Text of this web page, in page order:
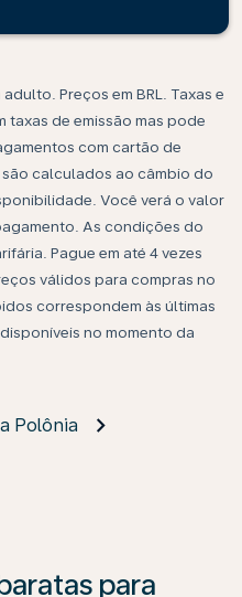
Preços em BRL. Taxas e
taxas de emissão mas pode
com cartão de
calculados ao câmbio do
Você verá o valor
As condições do
Pague em até 4 vezes
válidos para compras no
correspondem às últimas
no momento da
Polônia
para